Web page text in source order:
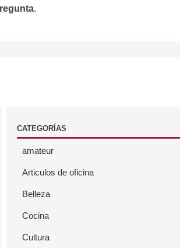
.
CATEGORÍAS
amateur
Articulos de oficina
Belleza
Cocina
Cultura